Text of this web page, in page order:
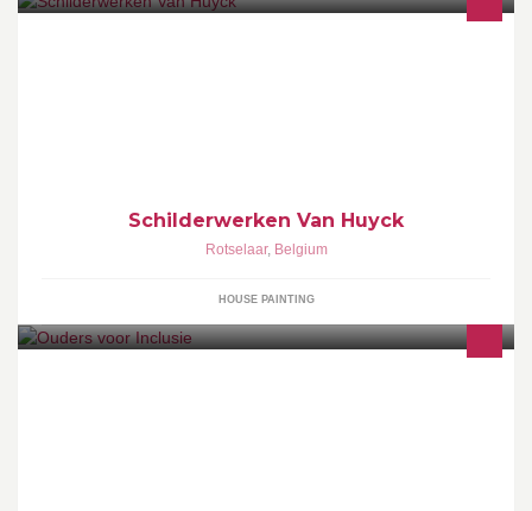
Schilderwerken Van Huyck
Rotselaar, Belgium
HOUSE PAINTING